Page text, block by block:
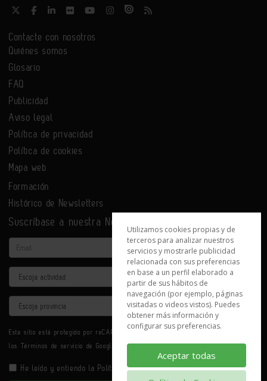
Contacte con nosotros
Quiénes somos
Glosario
FAQ
Publicidad
Aviso legal
Política de privacidad
Política de cookies
Mapa web
Formación
Histórico de Newsletters
Suscríbase a nuestra Newsletter
Email
Actividad
Provincia
Este sitio está protegido por reCAPTCHA y se aplican la
los Términos de servicio de Google.
He leído y entiendo la Política de Privacidad
Utilizamos cookies propias y de
terceros para analizar nuestros
servicios y mostrarle publicidad
relacionada con sus preferencias
en base a un perfil elaborado a
partir de sus hábitos de
navegación (por ejemplo, páginas
visitadas o videos vistos). Puedes
obtener más información y
configurar sus preferencias.
Aceptar todas